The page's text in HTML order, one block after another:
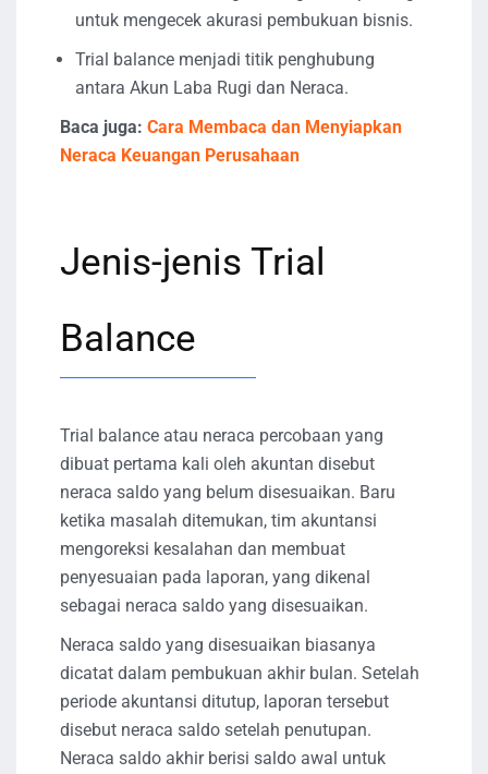
untuk mengecek akurasi pembukuan bisnis.
Trial balance menjadi titik penghubung
antara Akun Laba Rugi dan Neraca.
Baca juga: Cara Membaca dan Menyiapkan
Neraca Keuangan Perusahaan
Jenis-jenis Trial
Balance
Trial balance atau neraca percobaan yang
dibuat pertama kali oleh akuntan disebut
neraca saldo yang belum disesuaikan. Baru
ketika masalah ditemukan, tim akuntansi
mengoreksi kesalahan dan membuat
penyesuaian pada laporan, yang dikenal
sebagai neraca saldo yang disesuaikan.
Neraca saldo yang disesuaikan biasanya
dicatat dalam pembukuan akhir bulan. Setelah
periode akuntansi ditutup, laporan tersebut
disebut neraca saldo setelah penutupan.
Neraca saldo akhir berisi saldo awal untuk